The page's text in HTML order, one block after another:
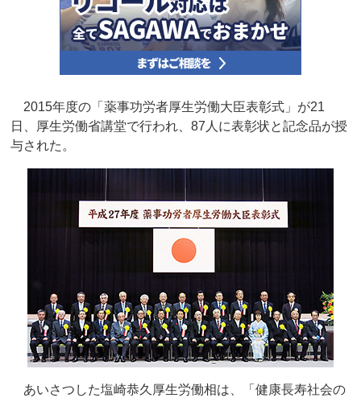
2015年度の「薬事功労者厚生労働大臣表彰式」が21
日、厚生労働省講堂で行われ、87人に表彰状と記念品が授
与された。
あいさつした塩崎恭久厚生労働相は、「健康長寿社会の